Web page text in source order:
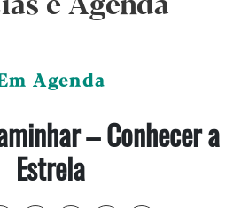
Agenda
– Conhecer a
Estrela